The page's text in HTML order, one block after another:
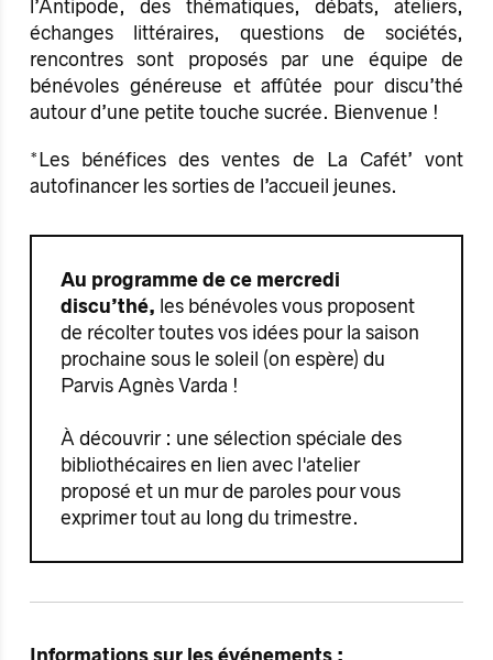
l’Antipode, des thématiques, débats, ateliers,
échanges littéraires, questions de sociétés,
rencontres sont proposés par une équipe de
bénévoles généreuse et affûtée pour discu’thé
autour d’une petite touche sucrée. Bienvenue !
*Les bénéfices des ventes de La Cafét’ vont
autofinancer les sorties de l’accueil jeunes.
Au programme de ce mercredi
discu’thé, les bénévoles vous proposent
de récolter toutes vos idées pour la saison
prochaine sous le soleil (on espère) du
Parvis Agnès Varda !
À découvrir : une sélection spéciale des
bibliothécaires en lien avec l'atelier
proposé et un mur de paroles pour vous
exprimer tout au long du trimestre.
Informations sur les événements :